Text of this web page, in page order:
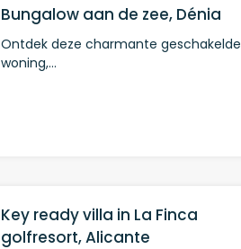
Bungalow aan de zee, Dénia
Ontdek deze charmante geschakelde
woning,…
Key ready villa in La Finca
golfresort, Alicante